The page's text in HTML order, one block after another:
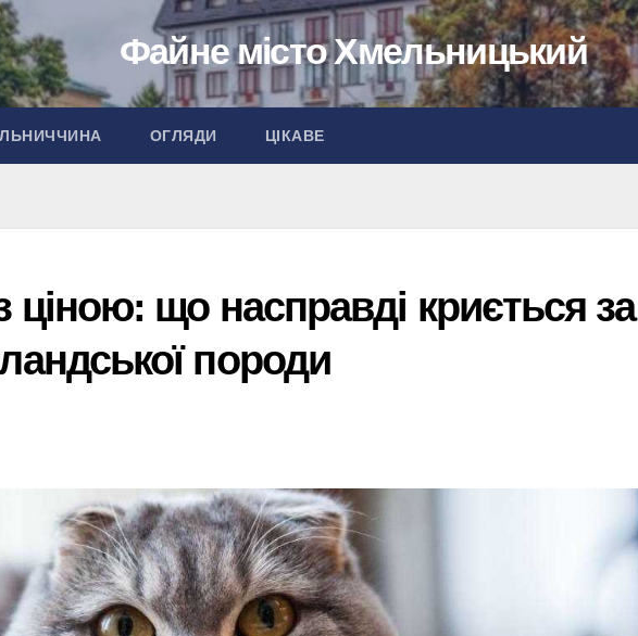
Файне місто Хмельницький
ОГЛЯДИ ЦІКАВЕ
ціною: що насправді криється за
породи